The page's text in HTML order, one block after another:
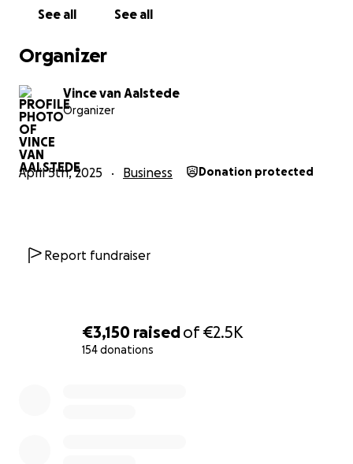
€3,150 raisedof€2.5K
154 donations
Ookal kan ik dan alleen beginnen met een touwset
ik die altijd iedereen help. Alle diertjes in nood.. kan
nu eventjes niks.. en dat doet heel zeer
Dit is precies waarom ik meer heb met dieren dan
met mensen.. het is afschuwelijk volk !!
Ik had ze ook niet moeten vinden gisteravond. Of ze
maken..
#Inbraak #Duitsland #klimspullen
See all See all
Organizer
Vince van Aalstede
Organizer
April 5th, 2025 Business Donation protected
Report fundraiser